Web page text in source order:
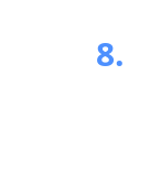
8.